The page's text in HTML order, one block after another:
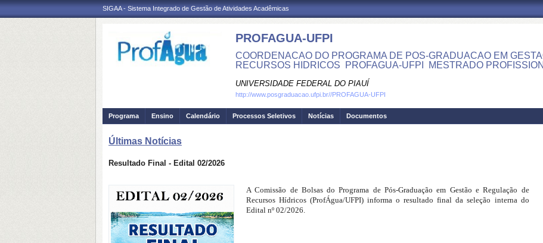
SIGAA - Sistema Integrado de Gestão de Atividades Acadêmicas
PROFAGUA-UFPI
COORDENACAO DO PROGRAMA DE POS-GRADUACAO EM
RECURSOS HIDRICOS  PROFAGUA-UFPI  MESTRADO
UNIVERSIDADE FEDERAL DO PIAUÍ
http://www.posgraduacao.ufpi.br//PROFAGUA-UFPI
Programa Ensino Calendário Processos Seletivos Notícias Documentos
Últimas Notícias
Resultado Final - Edital 02/2026
A Comissão de Bolsas do Programa de Pós-Graduação em Gestão e Regulação de
Recursos Hídricos (ProfÁgua/UFPI) informa o resultado final da seleção interna do
Edital nº 02/2026.